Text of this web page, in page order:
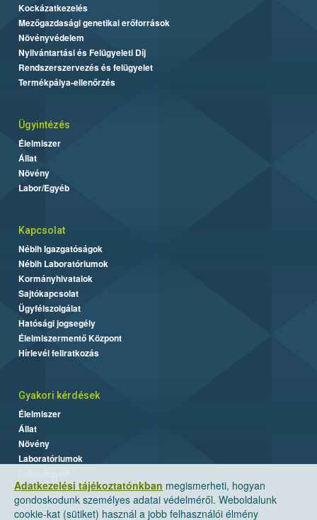
Adatkezelési tájékoztatónkban megismerheti, hogyan
gondoskodunk személyes adatai védelméről. Weboldalunk
cookie-kat (sütiket) használ a jobb felhasználói élmény
Kockázatkezelés
Mezőgazdasági genetikai erőforrások
Növényvédelem
Nyilvántartási és Felügyeleti Díj
Rendszerszervezés és felügyelet
Termékpálya-ellenőrzés
Ügyintézés
Élelmiszer
Állat
Növény
Labor/Egyéb
Kapcsolat
Nébih Igazgatóságok
Nébih Laboratóriumok
Kormányhivatalok
Sajtókapcsolat
Ügyfélszolgálat
Hatósági jogsegély
Élelmiszermentő Központ
Hírlevél feliratkozás
Gyakori kérdések
Élelmiszer
Állat
Növény
Laboratóriumok